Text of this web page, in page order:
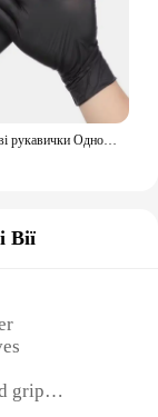
Чорні нітрилові рукавички Одноразові рукавички без пудри та латексу 4 мілітарі 20/50/100 шт. Текстуровані татуювання Фарба для волосся Рукавички для кулінарних механізмів
Вії
grip